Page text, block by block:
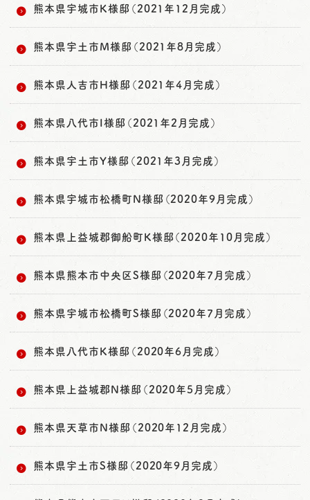
熊本県宇城市K様邸（2021年12月完成）
熊本県宇土市M様邸（2021年8月完成）
熊本県人吉市H様邸（2021年4月完成）
熊本県八代市I様邸（2021年2月完成）
熊本県宇土市Y様邸（2021年3月完成）
熊本県宇城市松橋町N様邸（2020年9月完成）
熊本県上益城郡御船町K様邸（2020年10月完成）
熊本県熊本市中央区S様邸（2020年7月完成）
熊本県宇城市松橋町S様邸（2020年7月完成）
熊本県八代市K様邸（2020年6月完成）
熊本県上益城郡N様邸（2020年5月完成）
熊本県天草市N様邸（2020年12月完成）
熊本県宇土市S様邸（2020年9月完成）